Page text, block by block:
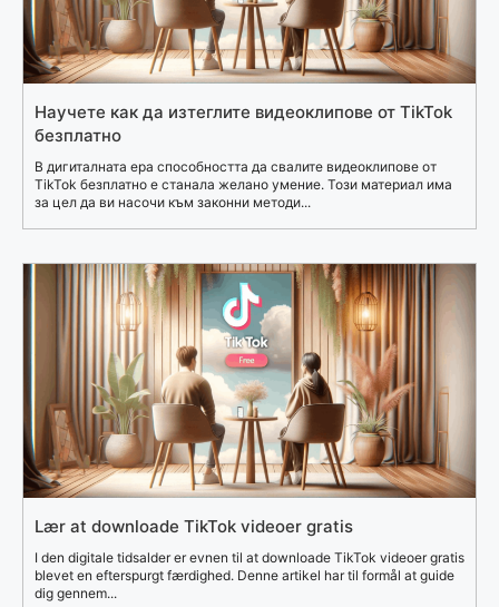
Научете как да изтеглите видеоклипове от TikTok
безплатно
В дигиталната ера способността да свалите видеоклипове от
TikTok безплатно е станала желано умение. Този материал има
за цел да ви насочи към законни методи...
Lær at downloade TikTok videoer gratis
I den digitale tidsalder er evnen til at downloade TikTok videoer gratis
blevet en efterspurgt færdighed. Denne artikel har til formål at guide
dig gennem...